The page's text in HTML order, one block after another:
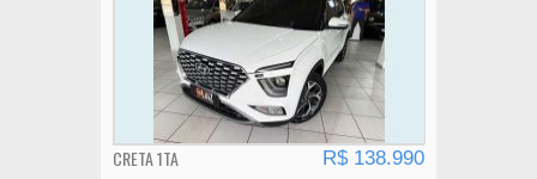
CRETA 1TA R$ 138.990